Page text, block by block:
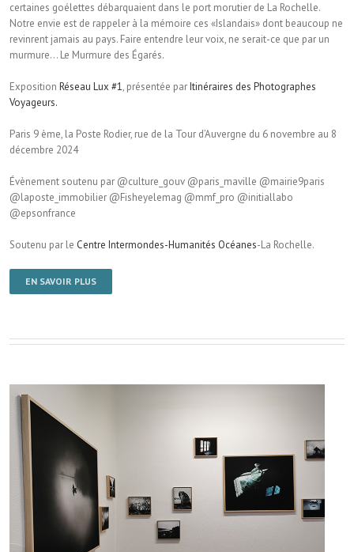
certaines goélettes débarquaient dans le port morutier de La Rochelle.
Notre envie est de rappeler à la mémoire ces «Islandais» dont beaucoup ne
revinrent jamais au pays. Faire entendre leur voix, ne serait-ce que par un
murmure… Le Murmure des Égarés.
Exposition Réseau Lux #1, présentée parItinéraires des Photographes
Voyageurs.
Paris 9 ème, la Poste Rodier, rue de la Tour d’Auvergne du 6 novembre au 8
décembre 2024
Évènement soutenu par @culture_gouv @paris_maville @mairie9paris
@laposte_immobilier @Fisheyelemag @mmf_pro @initiallabo
@epsonfrance
Soutenu par le Centre Intermondes-Humanités Océanes-La Rochelle.
EN SAVOIR PLUS